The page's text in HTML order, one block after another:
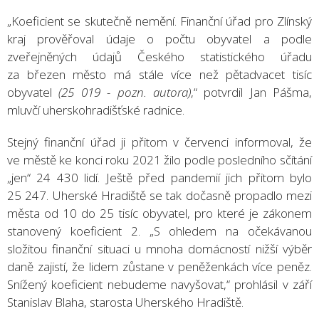
„Koeficient se skutečně nemění. Finanční úřad pro Zlínský
kraj prověřoval údaje o počtu obyvatel a podle
zveřejněných údajů Českého statistického úřadu
za březen město má stále více než pětadvacet tisíc
obyvatel(25 019 - pozn. autora),“ potvrdil Jan Pášma,
mluvčí uherskohradišťské radnice.
Stejný finanční úřad ji přitom v červenci informoval, že
ve městě ke konci roku 2021 žilo podle posledního sčítání
„jen“ 24 430 lidí. Ještě před pandemií jich přitom bylo
25 247. Uherské Hradiště se tak dočasně propadlo mezi
města od 10 do 25 tisíc obyvatel, pro které je zákonem
stanovený koeficient 2. „S ohledem na očekávanou
složitou finanční situaci u mnoha domácností nižší výběr
daně zajistí, že lidem zůstane v peněženkách více peněz.
Snížený koeficient nebudeme navyšovat,“ prohlásil v září
Stanislav Blaha, starosta Uherského Hradiště.